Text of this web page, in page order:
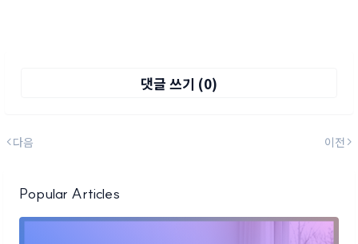
댓글 쓰기 (0)
다음 이전
Popular Articles